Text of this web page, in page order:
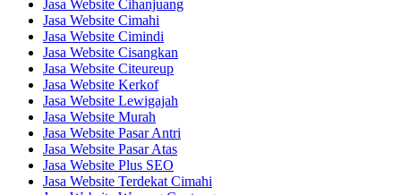
Jasa Website Cihanjuang
Jasa Website Cimahi
Jasa Website Cimindi
Jasa Website Cisangkan
Jasa Website Citeureup
Jasa Website Kerkof
Jasa Website Lewigajah
Jasa Website Murah
Jasa Website Pasar Antri
Jasa Website Pasar Atas
Jasa Website Plus SEO
Jasa Website Terdekat Cimahi